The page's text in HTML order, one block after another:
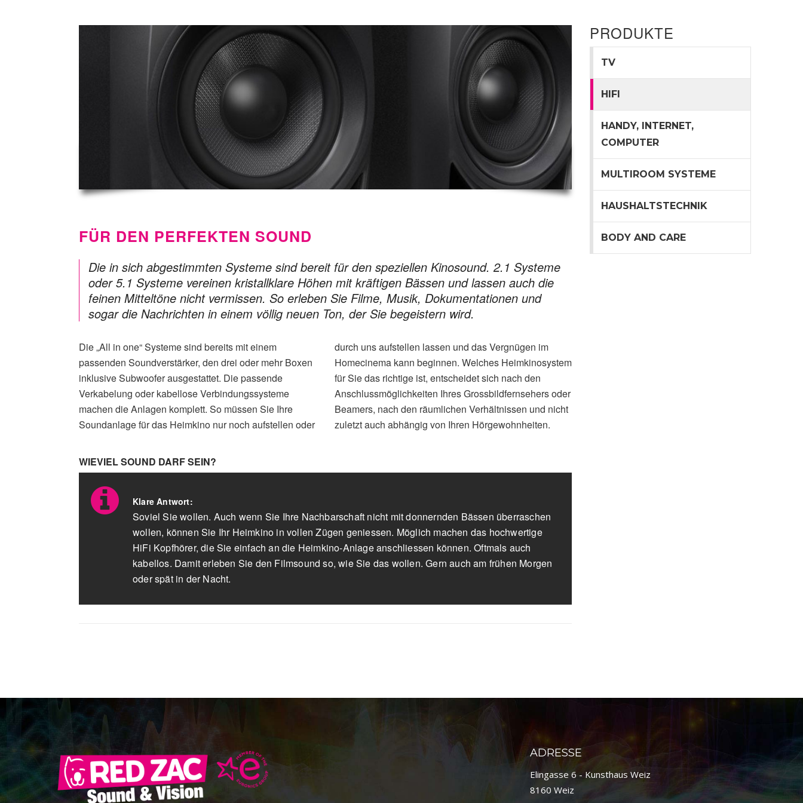
FÜR DEN PERFEKTEN SOUND
Die in sich abgestimmten Systeme sind bereit für den speziellen Kinosound. 2.1 Systeme
oder 5.1 Systeme vereinen kristallklare Höhen mit kräftigen Bässen und lassen auch die
feinen Mitteltöne nicht vermissen. So erleben Sie Filme, Musik, Dokumentationen und
sogar die Nachrichten in einem völlig neuen Ton, der Sie begeistern wird.
Die „All in one“ Systeme sind bereits mit einem
passenden Soundverstärker, den drei oder mehr Boxen
inklusive Subwoofer ausgestattet. Die passende
Verkabelung oder kabellose Verbindungssysteme
machen die Anlagen komplett. So müssen Sie Ihre
Soundanlage für das Heimkino nur noch aufstellen oder
durch uns aufstellen lassen und das Vergnügen im
Homecinema kann beginnen. Welches Heimkinosystem
für Sie das richtige ist, entscheidet sich nach den
Anschlussmöglichkeiten Ihres Grossbildfernsehers oder
Beamers, nach den räumlichen Verhältnissen und nicht
zuletzt auch abhängig von Ihren Hörgewohnheiten.
WIEVIEL SOUND DARF SEIN?
Klare Antwort:
Soviel Sie wollen. Auch wenn Sie Ihre Nachbarschaft nicht mit donnernden Bässen überraschen
wollen, können Sie Ihr Heimkino in vollen Zügen geniessen. Möglich machen das hochwertige
HiFi Kopfhörer, die Sie einfach an die Heimkino-Anlage anschliessen können. Oftmals auch
kabellos. Damit erleben Sie den Filmsound so, wie Sie das wollen. Gern auch am frühen Morgen
oder spät in der Nacht.
PRODUKTE
TV
HIFI
HANDY, INTERNET,
COMPUTER
MULTIROOM SYSTEME
HAUSHALTSTECHNIK
BODY AND CARE
ADRESSE
Elingasse 6 - Kunsthaus Weiz
8160 Weiz